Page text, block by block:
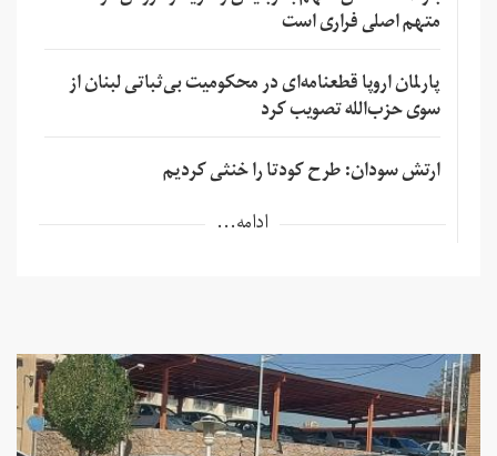
متهم اصلی فراری است
پارلمان اروپا قطعنامه‌ای در محکومیت بی‌ثباتی لبنان از
سوی حزب‌الله تصویب کرد
ارتش سودان: طرح کودتا را خنثی کردیم
ادامه...